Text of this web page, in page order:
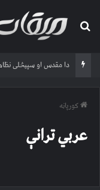
لټون لپاره
دا مقدس او سپیڅلی
کورپاڼه
عربي ترانې